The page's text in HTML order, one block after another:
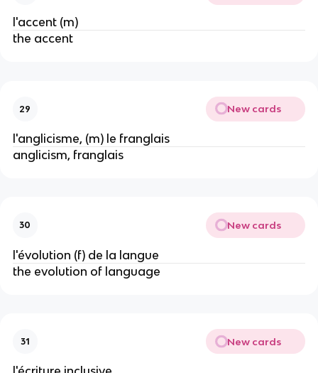
l'accent (m)
the accent
29 New cards
l'anglicisme, (m) le franglais
anglicism, franglais
30 New cards
l'évolution (f) de la langue
the evolution of language
31 New cards